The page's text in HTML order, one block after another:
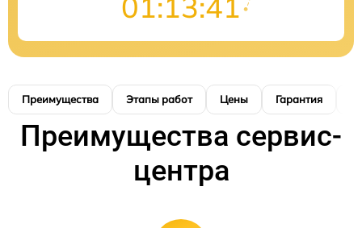
Преимущества Этапы работ Цены Гарантия
Преимущества сервис-
центра